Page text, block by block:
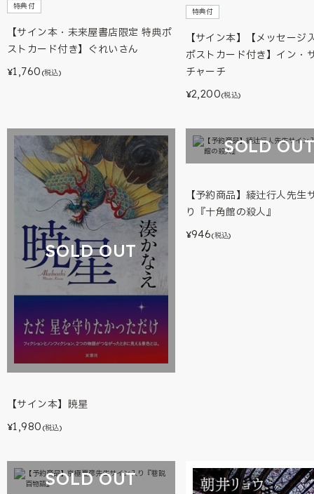
特典付
【サイン本・未来屋書店限定 特典ポ
ストカード付き】ぐれいさん
¥1,760 (税込)
特典付
【サイン本】【メッセージ
ポストカード付き】イン・
チャーチ
¥2,200(税込)
SOLD OUT
【サイン本】暁星
¥1,980 (税込)
SOLD
【予約商品】綾辻行人先生
り『十角館の殺人』
¥946(税込)
SOLD OUT